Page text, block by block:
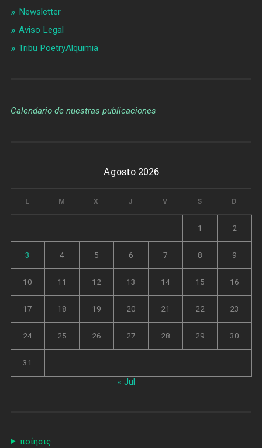
Newsletter
Aviso Legal
Tribu PoetryAlquimia
Calendario de nuestras publicaciones
Agosto 2026
L M X J V S D
1 2
3 4 5 6 7 8 9
10 11 12 13 14 15 16
17 18 19 20 21 22 23
24 25 26 27 28 29 30
31
« Jul
ποίησις